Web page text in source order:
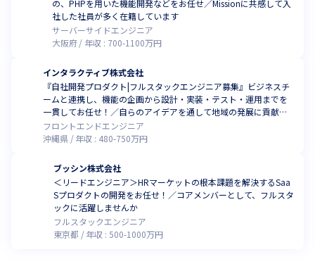
の、PHPを用いた機能開発などをお任せ／Missionに共感して入
社した社員が多く在籍しています
サーバーサイドエンジニア
大阪府
年収 : 700-1100万円
インタラクティブ株式会社
『自社開発プロダクト|フルスタックエンジニア募集』ビジネスチ
ームと連携し、機能の企画から設計・実装・テスト・運用までを
一貫してお任せ！／自らのアイデアを通して地域の発展に貢献し
ませんか？(フルリモート可)
フロントエンドエンジニア
沖縄県
年収 : 480-750万円
ブッシン株式会社
＜リードエンジニア＞HRマーケットの根本課題を解決するSaa
Sプロダクトの開発をお任せ！／コアメンバーとして、フルスタ
ックに活躍しませんか
フルスタックエンジニア
東京都
年収 : 500-1000万円